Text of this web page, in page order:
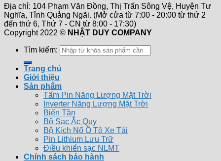
Địa chỉ: 104 Phạm Văn Đồng, Thị Trấn Sông Vệ, Huyện Tư
Nghĩa, Tỉnh Quảng Ngãi. (Mở cửa từ 7:00 - 20:00 từ thứ 2
đến thứ 6, Thứ 7 - CN từ 8:00 - 17:30)
Copyright 2022 © NHẬT DUY COMPANY
Tìm kiếm:
Trang chủ
Giới thiệu
Sản phẩm
Tấm Pin Năng Lượng Mặt Trời
Inverter Năng Lượng Mặt Trời
Biến Tần
Bộ Sạc Ắc Quy
Bộ Kích Nổ Ô Tô Xe Tải
Pin Lithium Lưu Trữ
Điều khiển sạc NLMT
Chính sách bảo hành